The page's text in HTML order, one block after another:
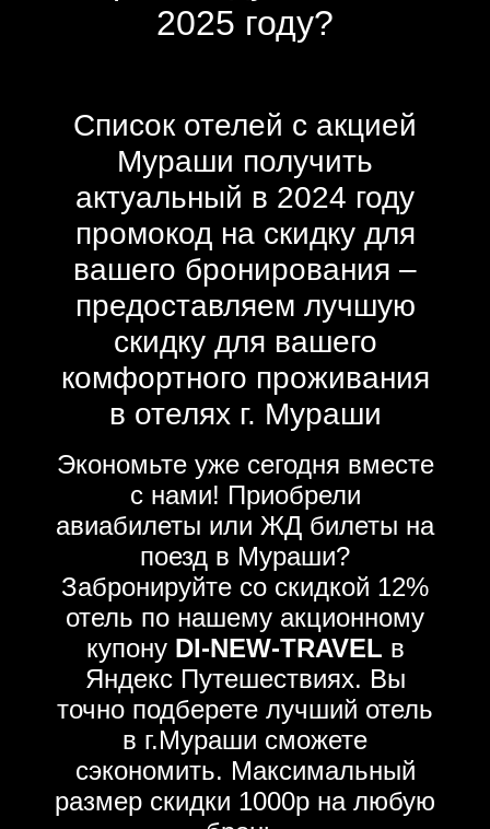
2025 году?
Список отелей с акцией
Мураши получить
актуальный в 2024 году
промокод на скидку для
вашего бронирования –
предоставляем лучшую
скидку для вашего
комфортного проживания
в отелях г. Мураши
Экономьте уже сегодня вместе
с нами! Приобрели
авиабилеты или ЖД билеты на
поезд в Мураши?
Забронируйте со скидкой 12%
отель по нашему акционному
купону DI-NEW-TRAVEL в
Яндекс Путешествиях. Вы
точно подберете лучший отель
в г.Мураши сможете
сэкономить. Максимальный
размер скидки 1000р на любую